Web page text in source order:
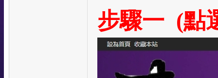
步驟一 (點